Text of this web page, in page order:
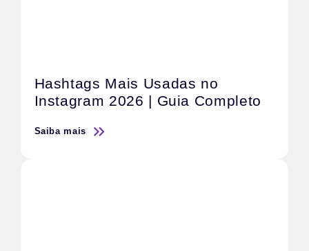
Hashtags Mais Usadas no
Instagram 2026 | Guia Completo
Saiba mais